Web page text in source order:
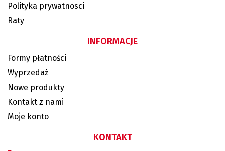
Polityka prywatnosci
Raty
INFORMACJE
Formy płatności
Wyprzedaż
Nowe produkty
Kontakt z nami
Moje konto
KONTAKT